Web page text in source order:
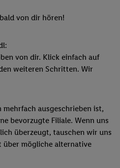
von dir hören!
von dir. Klick einfach auf
weiteren Schritten. Wir
ausgeschrieben ist,
bevorzugte Filiale. Wenn uns
überzeugt, tauschen wir uns
über mögliche alternative